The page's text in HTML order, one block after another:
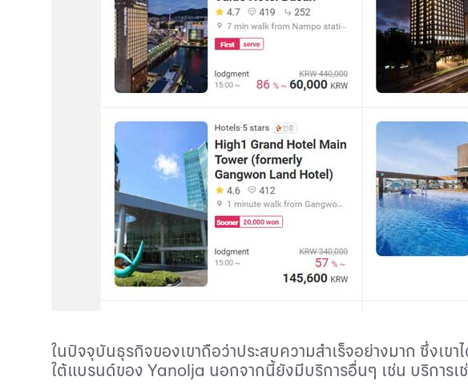
ในปัจจุบันธุรกิจของเขาถือว่าประสบความสำเร็จอย่างมาก ซึ่งเ
ใต้แบรนด์ของ Yanolja นอกจากนี้ยังมีบริการอื่นๆ เช่น บริการเ